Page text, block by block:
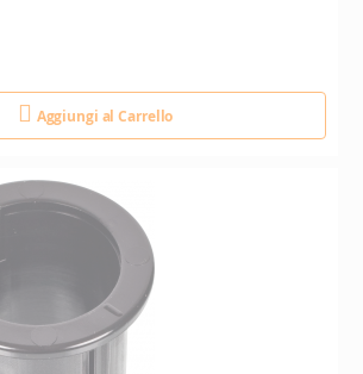
Aggiungi al Carrello